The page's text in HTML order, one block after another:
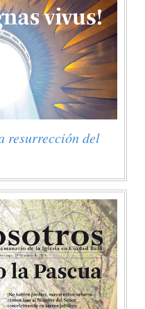
resurrección del